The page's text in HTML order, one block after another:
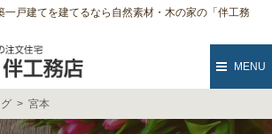
一戸建てを建てるなら自然素材・木の家の「伴工務
MENU
宮本